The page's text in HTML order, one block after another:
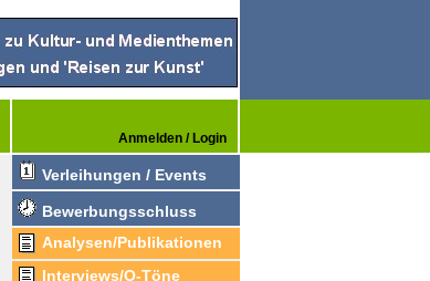
Anmelden / Login
Verleihungen / Events
Bewerbungsschluss
Analysen/Publikationen
Interviews/O-Töne